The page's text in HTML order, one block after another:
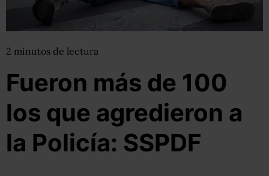
2 minutos de lectura
Fueron más de 100
los que agredieron a
la Policía: SSPDF